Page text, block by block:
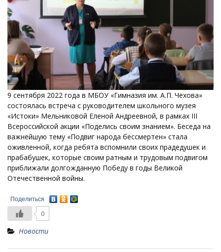
9 сентября 2022 года в МБОУ «Гимназия им. А.П. Чехова»
состоялась встреча с руководителем школьного музея
«Истоки» Мельниковой Еленой Андреевной, в рамках III
Всероссийской акции «Поделись своим знанием». Беседа на
важнейшую тему «Подвиг народа бессмертен» стала
оживленной, когда ребята вспомнили своих прадедушек и
прабабушек, которые своим ратным и трудовым подвигом
приближали долгожданную Победу в годы Великой
Отечественной войны.
Поделиться
0
Новости